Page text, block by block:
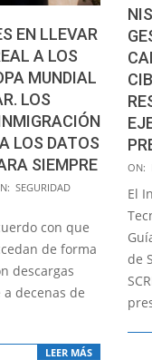
EN LLEVAR
A LOS
MUNDIAL
LOS
LOS DATOS
SIEMPRE
SEGURIDAD
con que
de forma
descargas
decenas de
LEER MÁS
05-
11
ON:
El
de